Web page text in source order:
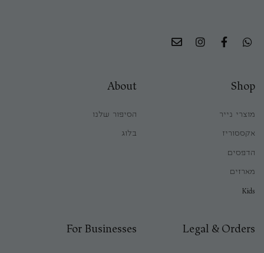
Shop
מוצרי נייר
אקססוריז
הדפסים
מארזים
Kids
About
הסיפור שלנו
בלוג
Legal & Orders
For Businesses